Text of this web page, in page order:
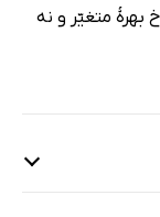
متغیّر و نه